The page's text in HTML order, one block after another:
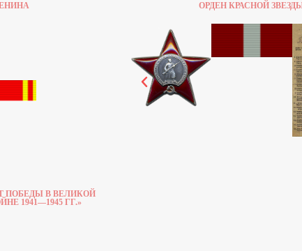
ОРДЕН КРАСНОЙ
ПОБЕДЫ В ВЕЛИКОЙ
1941—1945 ГГ.»